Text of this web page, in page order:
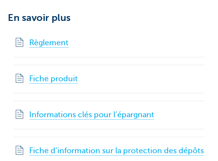
En savoir plus
Règlement
Fiche produit
Informations clés pour l’épargnant
Fiche d’information sur la protection des dépôts